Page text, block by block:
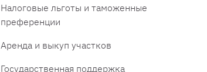
Налоговые льготы и таможенные
преференции
Аренда и выкуп участков
Государственная поддержка